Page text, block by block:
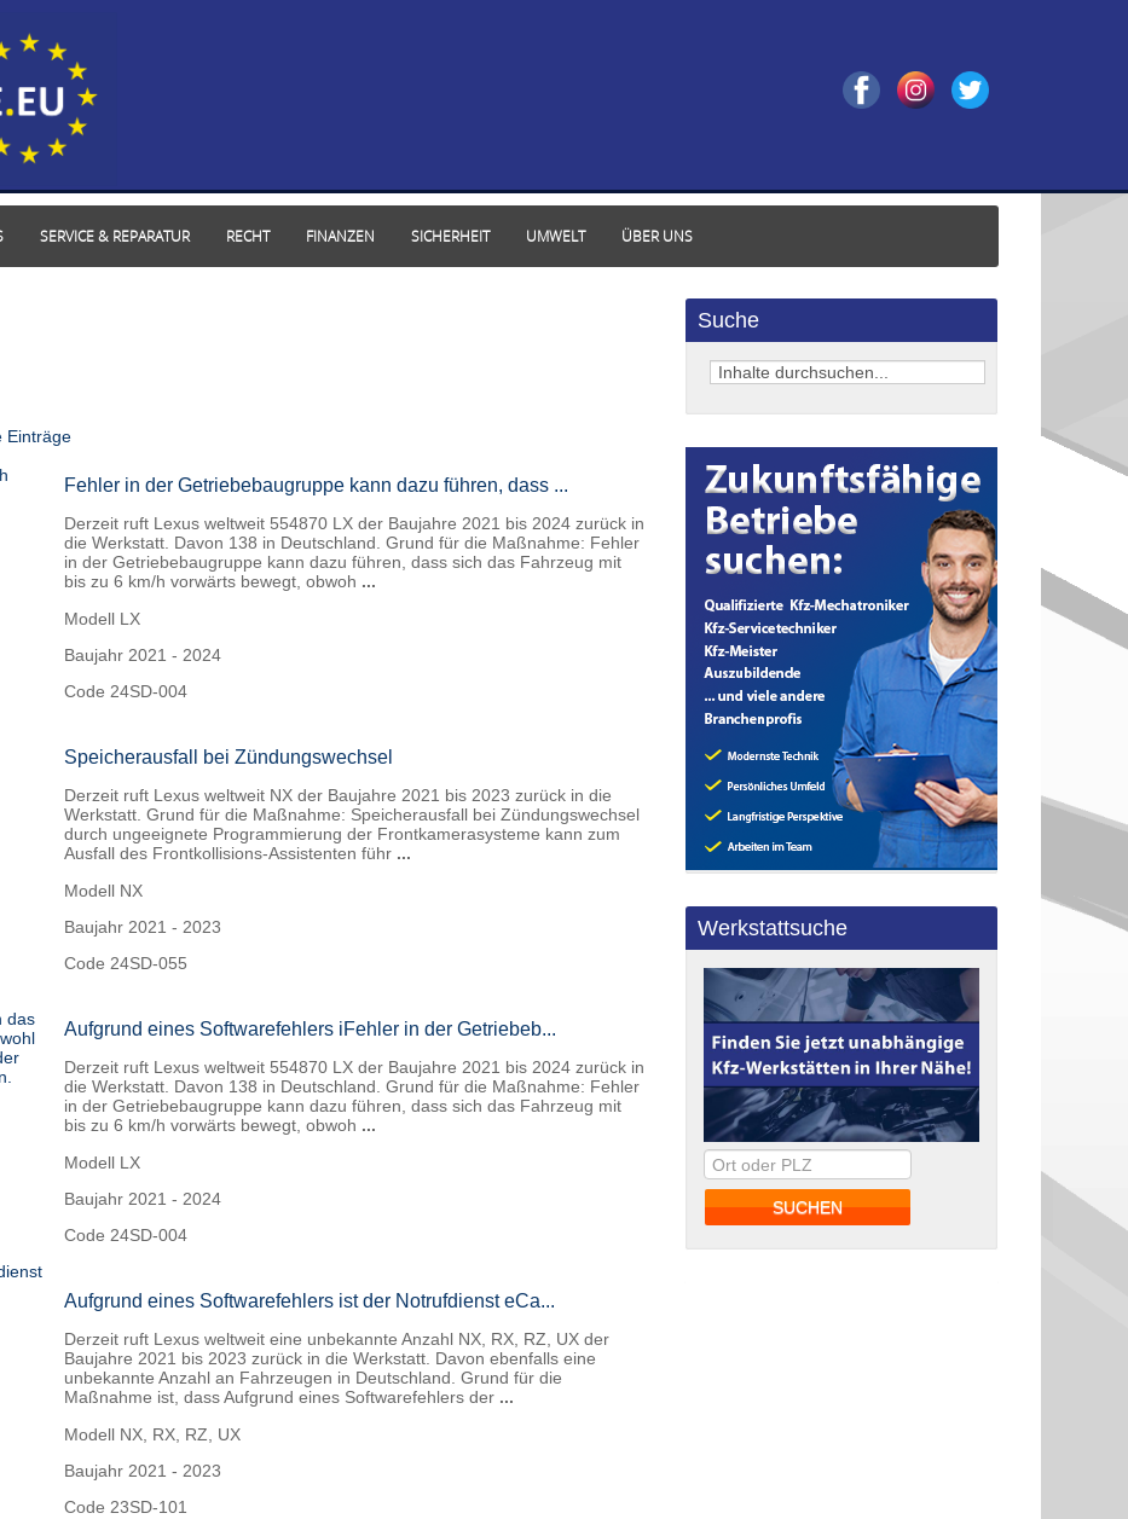
SERVICE & REPARATUR RECHT FINANZEN SICHERHEIT UMWELT ÜBER UNS
Einträge
Fehler in der Getriebebaugruppe kann dazu führen, dass ...
Derzeit ruft Lexus weltweit 554870 LX der Baujahre 2021 bis 2024 zurück in
die Werkstatt. Davon 138 in Deutschland. Grund für die Maßnahme: Fehler
in der Getriebebaugruppe kann dazu führen, dass sich das Fahrzeug mit
bis zu 6 km/h vorwärts bewegt, obwoh ...
Modell LX
Baujahr2021 - 2024
Code24SD-004
Speicherausfall bei Zündungswechsel
Derzeit ruft Lexus weltweit NX der Baujahre 2021 bis 2023 zurück in die
Werkstatt. Grund für die Maßnahme: Speicherausfall bei Zündungswechsel
durch ungeeignete Programmierung der Frontkamerasysteme kann zum
Ausfall des Frontkollisions-Assistenten führ ...
Modell NX
Baujahr2021 - 2023
Code24SD-055
Aufgrund eines Softwarefehlers iFehler in der Getriebeb...
Derzeit ruft Lexus weltweit 554870 LX der Baujahre 2021 bis 2024 zurück in
die Werkstatt. Davon 138 in Deutschland. Grund für die Maßnahme: Fehler
in der Getriebebaugruppe kann dazu führen, dass sich das Fahrzeug mit
bis zu 6 km/h vorwärts bewegt, obwoh ...
Modell LX
Baujahr2021 - 2024
Code24SD-004
Aufgrund eines Softwarefehlers ist der Notrufdienst eCa...
Derzeit ruft Lexus weltweit eine unbekannte Anzahl NX, RX, RZ, UX der
Baujahre 2021 bis 2023 zurück in die Werkstatt. Davon ebenfalls eine
unbekannte Anzahl an Fahrzeugen in Deutschland. Grund für die
Maßnahme ist, dass Aufgrund eines Softwarefehlers der ...
Modell NX, RX, RZ, UX
Baujahr2021 - 2023
Code23SD-101
Suche
Werkstattsuche